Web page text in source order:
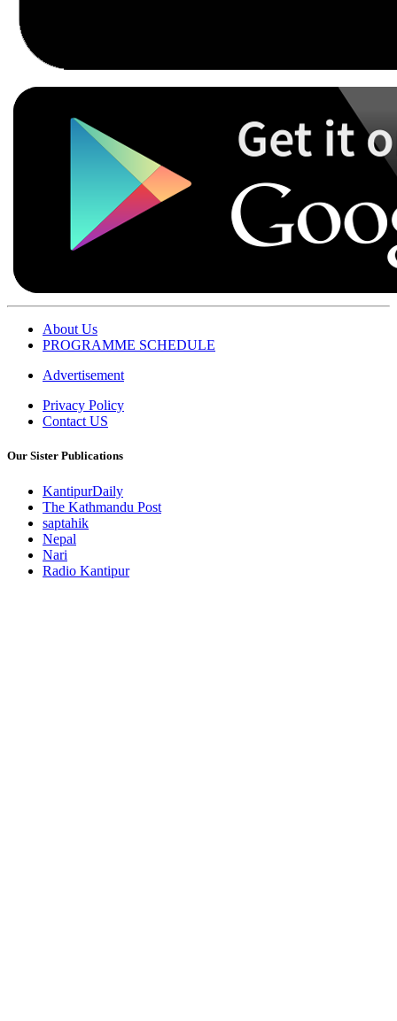
About Us
PROGRAMME SCHEDULE
Advertisement
Privacy Policy
Contact US
Our Sister Publications
KantipurDaily
The Kathmandu Post
saptahik
Nepal
Nari
Radio Kantipur